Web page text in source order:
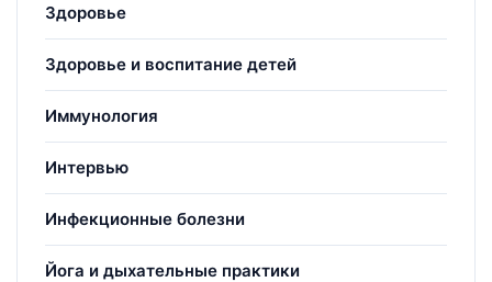
Здоровье
Здоровье и воспитание детей
Иммунология
Интервью
Инфекционные болезни
Йога и дыхательные практики